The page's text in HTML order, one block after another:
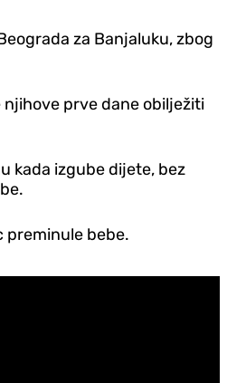
za Banjaluku, zbog
njihove prve dane obilježiti
kada izgube dijete, bez
preminule bebe.